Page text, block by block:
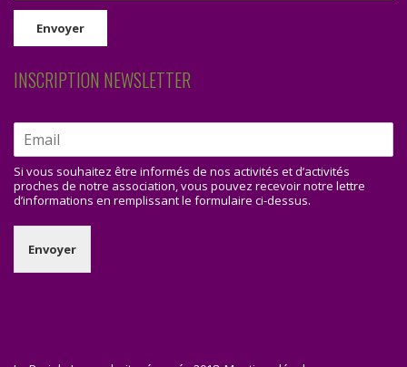
INSCRIPTION NEWSLETTER
Si vous souhaitez être informés de nos activités et d’activités
proches de notre association, vous pouvez recevoir notre lettre
d’informations en remplissant le formulaire ci-dessus.
Envoyer